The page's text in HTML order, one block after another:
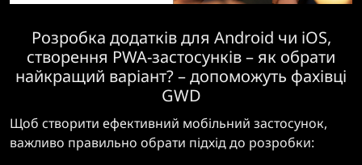
Розробка додатків для Android чи iOS,
створення PWA-застосунків – як обрати
найкращий варіант? – допоможуть фахівці
GWD
Щоб створити ефективний мобільний застосунок,
важливо правильно обрати підхід до розробки: